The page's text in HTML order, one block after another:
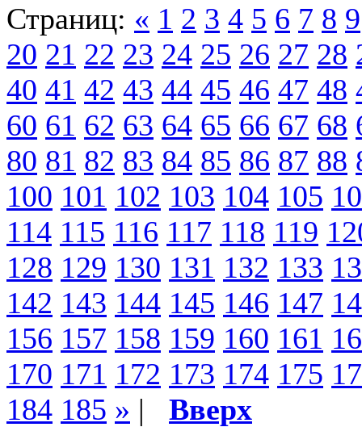
Страниц: « 1 2 3 4 5 6 7 8 9
20 21 22 23 24 25 26 27 28
40 41 42 43 44 45 46 47 48
60 61 62 63 64 65 66 67 68
80 81 82 83 84 85 86 87 88
100 101 102 103 104 105
114 115 116 117 118 119
128 129 130 131 132 133
142 143 144 145 146 147
156 157 158 159 160 161
170 171 172 173 174 175
184 185 » | Вверх